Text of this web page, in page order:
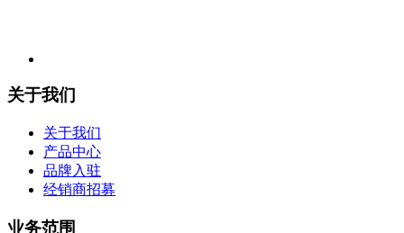
关于我们
关于我们
产品中心
品牌入驻
经销商招募
业务范围